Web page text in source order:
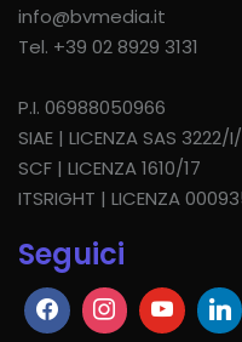
info@bvmedia.it
Tel. +39 02 8929 3131
P.I. 06988050966
SIAE | LICENZA SAS 3222/
SCF | LICENZA 1610/17
ITSRIGHT | LICENZA
Seguici